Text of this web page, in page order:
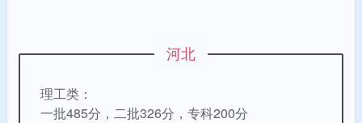
河北
理工类：
一批485分，二批326分，专科200分